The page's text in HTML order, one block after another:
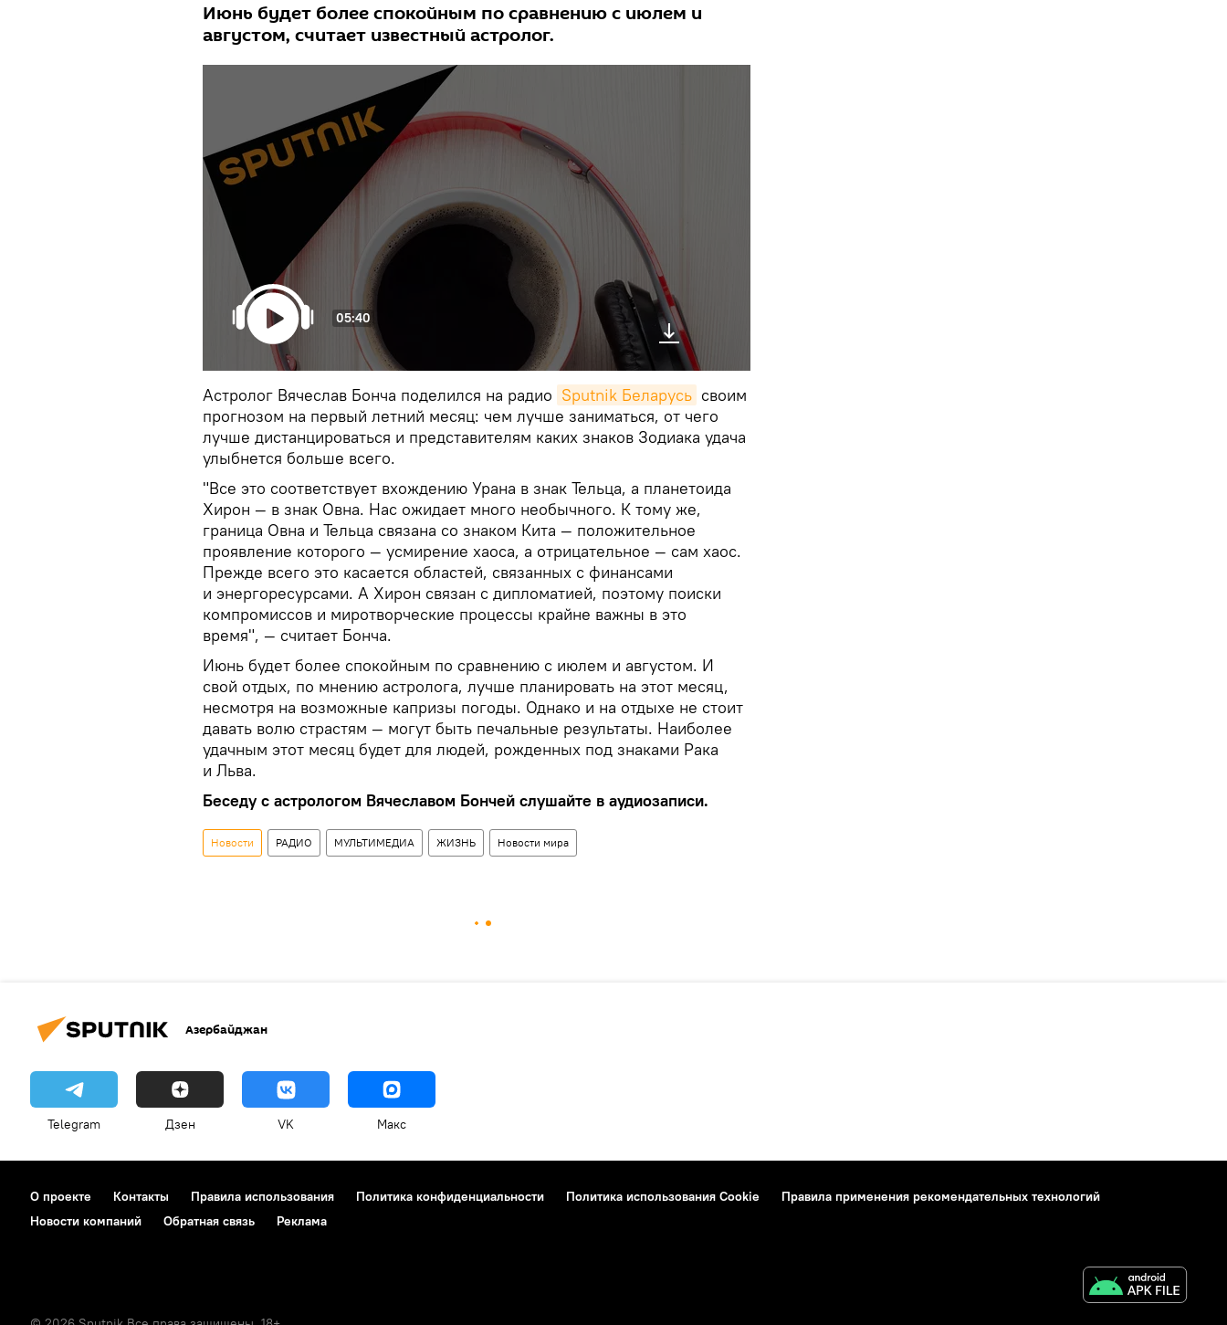
Июнь будет более спокойным по сравнению с июлем и
августом, считает известный астролог.
05:40
Астролог Вячеслав Бонча поделился на радио Sputnik Беларусь своим
прогнозом на первый летний месяц: чем лучше заниматься, от чего
лучше дистанцироваться и представителям каких знаков Зодиака удача
улыбнется больше всего.
"Все это соответствует вхождению Урана в знак Тельца, а планетоида
Хирон — в знак Овна. Нас ожидает много необычного. К тому же,
граница Овна и Тельца связана со знаком Кита — положительное
проявление которого — усмирение хаоса, а отрицательное — сам хаос.
Прежде всего это касается областей, связанных с финансами
и энергоресурсами. А Хирон связан с дипломатией, поэтому поиски
компромиссов и миротворческие процессы крайне важны в это
время", — считает Бонча.
Июнь будет более спокойным по сравнению с июлем и августом. И
свой отдых, по мнению астролога, лучше планировать на этот месяц,
несмотря на возможные капризы погоды. Однако и на отдыхе не стоит
давать волю страстям — могут быть печальные результаты. Наиболее
удачным этот месяц будет для людей, рожденных под знаками Рака
и Льва.
Беседу с астрологом Вячеславом Бончей слушайте в аудиозаписи.
Новости РАДИО МУЛЬТИМЕДИА ЖИЗНЬ Новости мира
Азербайджан
Telegram Дзен VK Макс
О проекте Контакты Правила использования Политика конфиденциальности Политика использования Cookie
Правила применения рекомендательных технологий
Новости компаний
Обратная связь Реклама